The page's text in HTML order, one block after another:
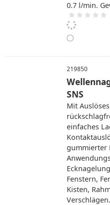
0.7 l/min.
219850
SNS
Mit
einfaches
gummierter
Fenstern,
Kisten,